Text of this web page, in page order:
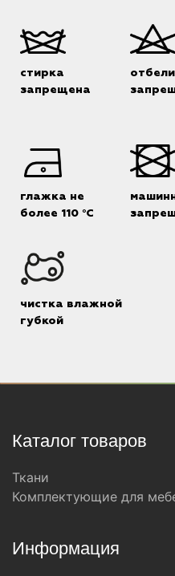
стирка
запрещена
глажка не
более 110 °C
чистка влажной
губкой
Каталог товаров
Ткани
Комплектующие для
Информация